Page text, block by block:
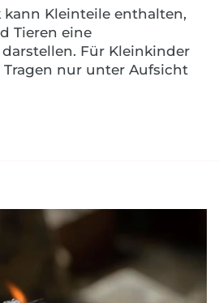
kann Kleinteile enthalten,
Tieren eine
Für Kleinkinder
nur unter Aufsicht